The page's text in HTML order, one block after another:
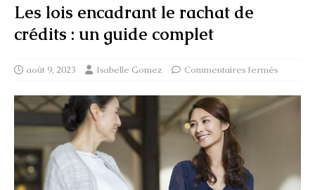
Les lois encadrant le rachat de
crédits : un guide complet
août 9, 2023 Isabelle Gomez Commentaires fermés